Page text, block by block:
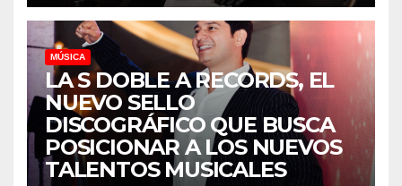
MÚSICA
LA S DOBLE A RECORDS, EL
NUEVO SELLO
DISCOGRÁFICO QUE BUSCA
POSICIONAR A LOS NUEVOS
TALENTOS MUSICALES